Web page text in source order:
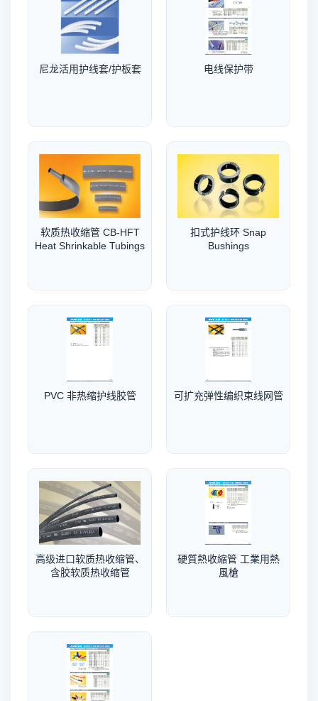
尼龙活用护线套/护板套 电线保护带
软质热收缩管 CB-HFT
Heat Shrinkable Tubings
扣式护线环 Snap
Bushings
PVC 非热缩护线胶管 可扩充弹性编织束线网管
高级进口软质热收缩管、
含胶软质热收缩管
硬質熱收縮管 工業用熱
風槍